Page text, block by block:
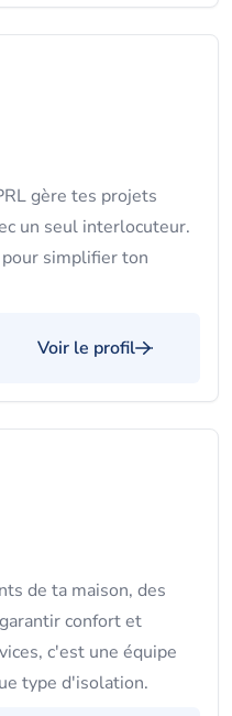
gère tes projets
un seul interlocuteur.
simplifier ton
Voir le profil
de ta maison, des
confort et
c'est une équipe
type d'isolation.